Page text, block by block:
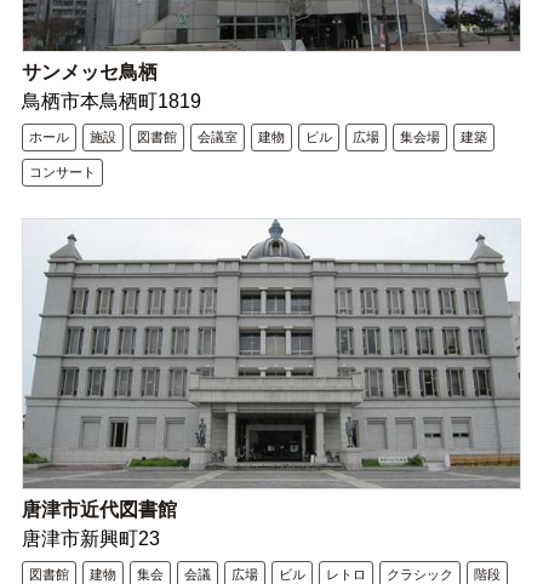
サンメッセ鳥栖
鳥栖市本鳥栖町1819
ホール 施設 図書館 会議室 建物 ビル 広場 集会場 建築
コンサート
唐津市近代図書館
唐津市新興町23
図書館 建物 集会 会議 広場 ビル レトロ クラシック 階段